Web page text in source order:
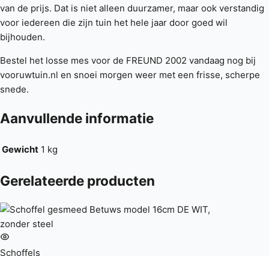
van de prijs. Dat is niet alleen duurzamer, maar ook verstandig
voor iedereen die zijn tuin het hele jaar door goed wil
bijhouden.
Bestel het losse mes voor de FREUND 2002 vandaag nog bij
vooruwtuin.nl en snoei morgen weer met een frisse, scherpe
snede.
Aanvullende informatie
Gewicht 1 kg
Gerelateerde producten
Schoffels